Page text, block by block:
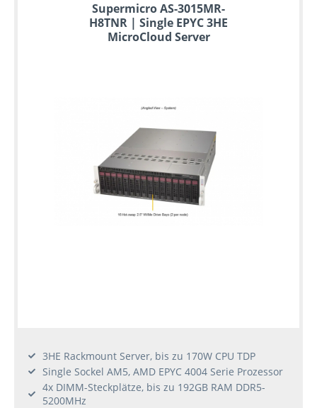
Supermicro AS-3015MR-
H8TNR | Single EPYC 3HE
MicroCloud Server
3HE Rackmount Server, bis zu 170W CPU TDP
Single Sockel AM5, AMD EPYC 4004 Serie Prozessor
4x DIMM-Steckplätze, bis zu 192GB RAM DDR5-
5200MHz